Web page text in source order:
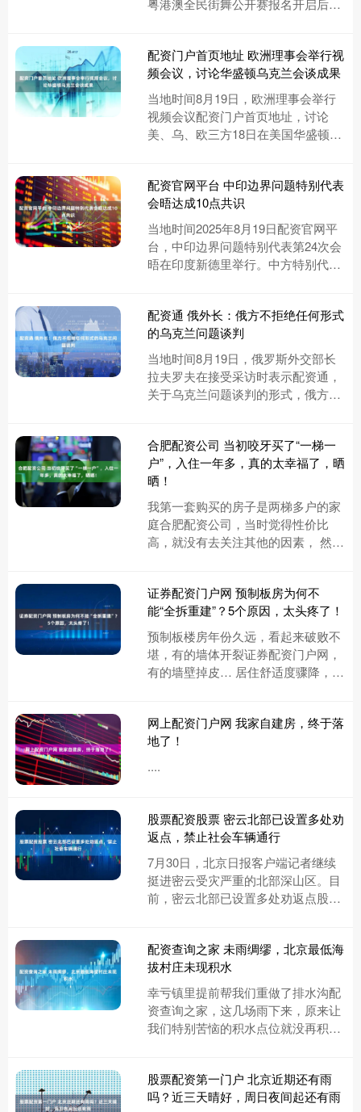
粤港澳全民街舞公开赛报名开启后，
配资门户首页地址 欧洲理事会举行视
频会议，讨论华盛顿乌克兰会谈成果
当地时间8月19日，欧洲理事会举行
视频会议配资门户首页地址，讨论
美、乌、欧三方18日在美国华盛顿举
配资官网平台 中印边界问题特别代表
会晤达成10点共识
当地时间2025年8月19日配资官网平
台，中印边界问题特别代表第24次会
晤在印度新德里举行。中方特别代
配资通 俄外长：俄方不拒绝任何形式
的乌克兰问题谈判
当地时间8月19日，俄罗斯外交部长
拉夫罗夫在接受采访时表示配资通，
关于乌克兰问题谈判的形式，俄方既
合肥配资公司 当初咬牙买了“一梯一
户”，入住一年多，真的太幸福了，晒
晒！
我第一套购买的房子是两梯多户的家
庭合肥配资公司，当时觉得性价比
高，就没有去关注其他的因素， 然而
层....
证券配资门户网 预制板房为何不
能“全拆重建”？5个原因，太头疼了！
预制板楼房年份久远，看起来破败不
堪，有的墙体开裂证券配资门户网，
有的墙壁掉皮… 居住舒适度骤降，可
网上配资门户网 我家自建房，终于落
地了！
....
股票配资股票 密云北部已设置多处劝
返点，禁止社会车辆通行
7月30日，北京日报客户端记者继续
挺进密云受灾严重的北部深山区。目
前，密云北部已设置多处劝返点股票
配资查询之家 未雨绸缪，北京最低海
拔村庄未现积水
幸亏镇里提前帮我们重做了排水沟配
资查询之家，这几场雨下来，原来让
我们特别苦恼的积水点位就没再积水
再....
股票配资第一门户 北京近期还有雨
吗？近三天晴好，周日夜间起还有雨